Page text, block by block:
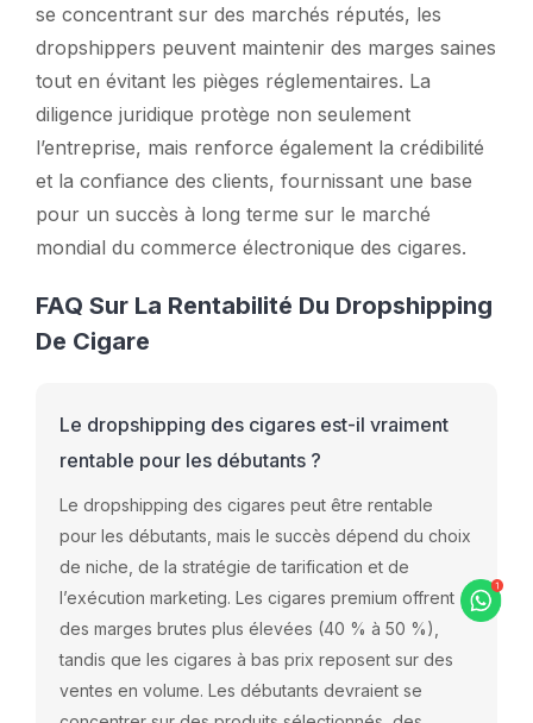
se concentrant sur des marchés réputés, les
dropshippers peuvent maintenir des marges saines
tout en évitant les pièges réglementaires. La
diligence juridique protège non seulement
l’entreprise, mais renforce également la crédibilité
et la confiance des clients, fournissant une base
pour un succès à long terme sur le marché
mondial du commerce électronique des cigares.
FAQ Sur La Rentabilité Du Dropshipping
De Cigare
Le dropshipping des cigares est-il vraiment
rentable pour les débutants ?
Le dropshipping des cigares peut être rentable
pour les débutants, mais le succès dépend du choix
de niche, de la stratégie de tarification et de
l’exécution marketing. Les cigares premium offrent
des marges brutes plus élevées (40 % à 50 %),
tandis que les cigares à bas prix reposent sur des
ventes en volume. Les débutants devraient se